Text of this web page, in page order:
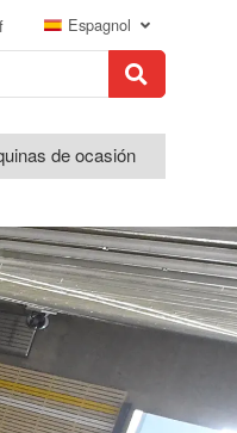
Espagnol
de ocasión